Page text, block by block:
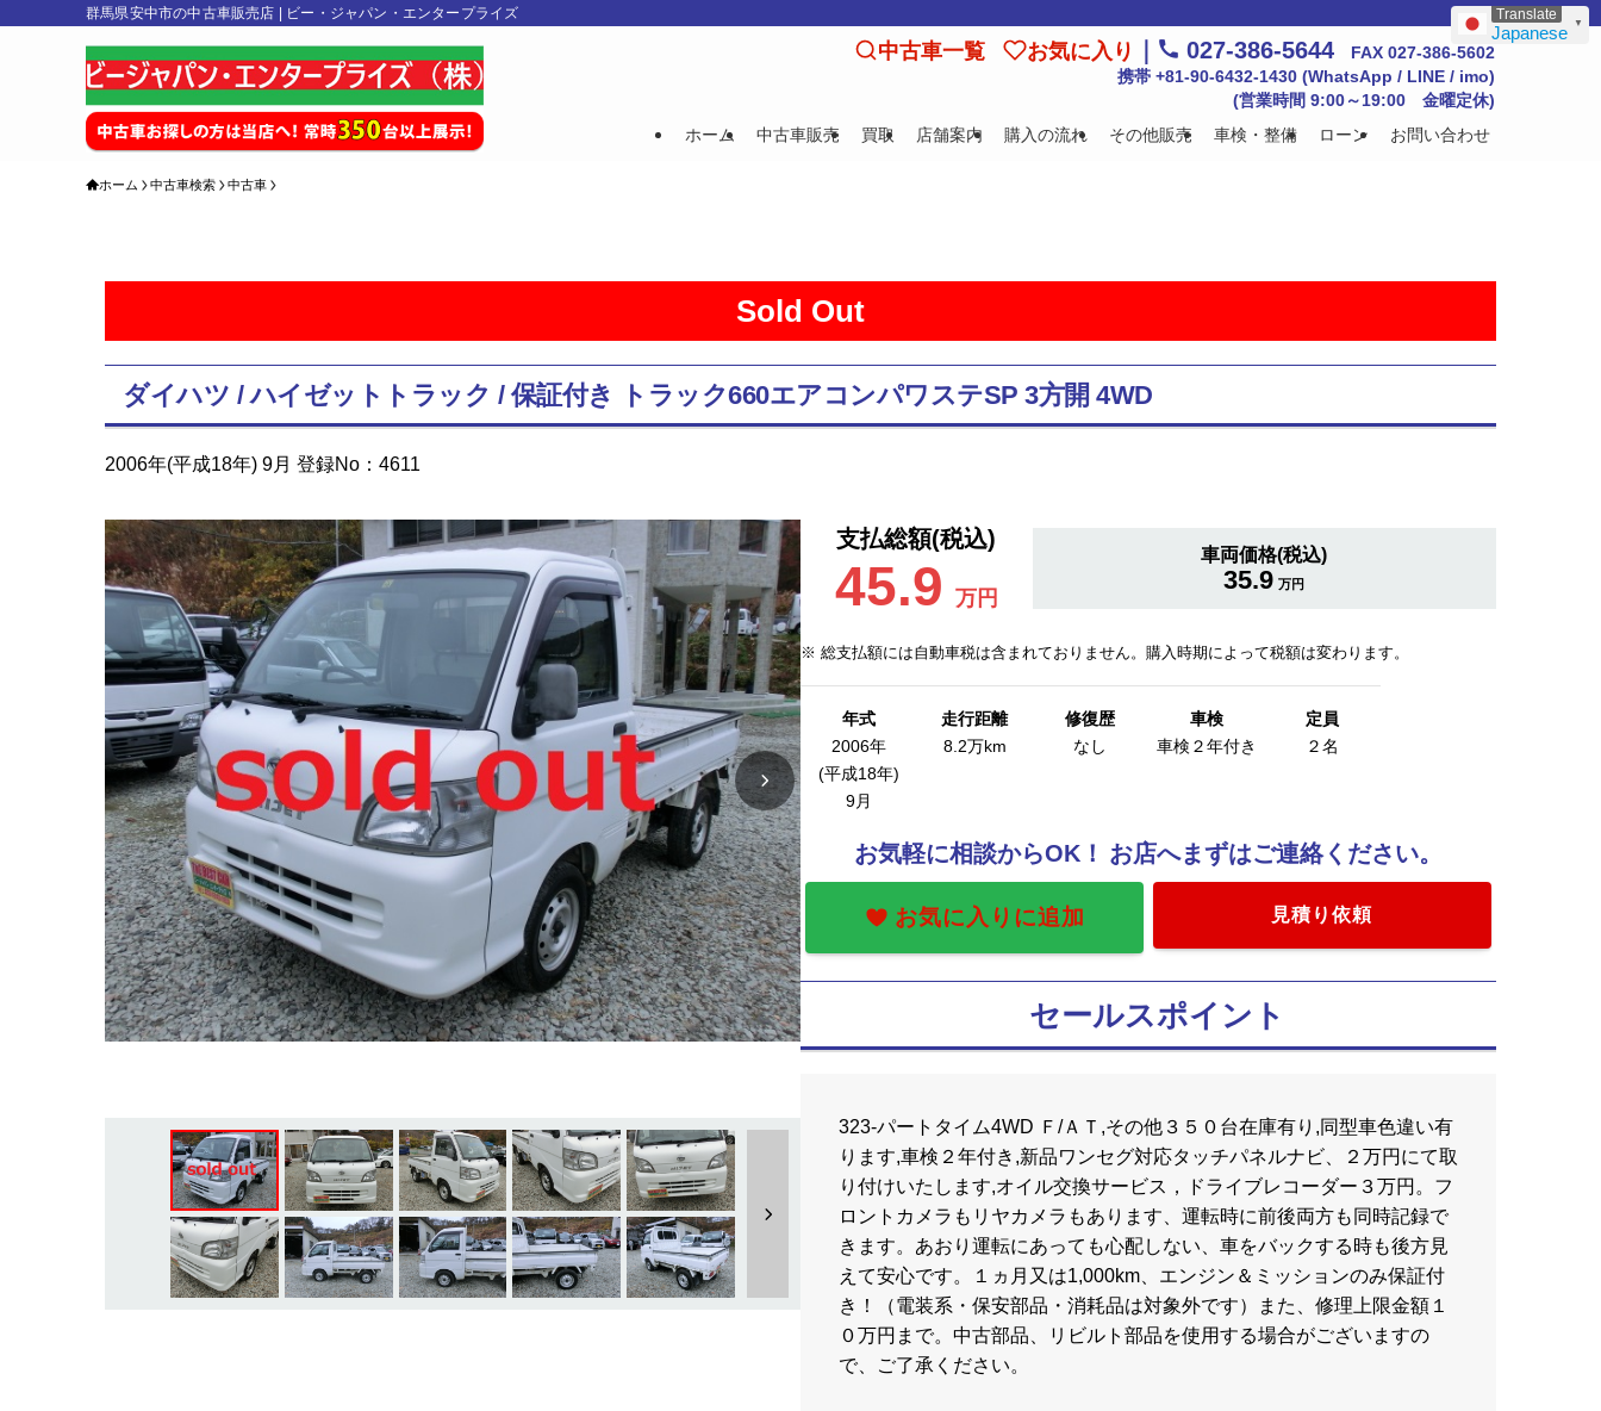
群馬県安中市の中古車販売店 | ビー・ジャパン・エンタープライズ
ホーム 中古車販売 買取 店舗案内 購入の流れ その他販売 車検・整備 ローン お問い合わせ
中古車一覧 お気に入り 027-386-5644 FAX 027-386-5602
携帯 +81-90-6432-1430 (WhatsApp / LINE / imo)
(営業時間 9:00～19:00 金曜定休)
ホーム 中古車検索 中古車
Sold Out
ダイハツ / ハイゼットトラック / 保証付き トラック660エアコンパワステSP 3方開 4WD
2006年(平成18年) 9月 登録No：4611
支払総額(税込)
45.9 万円
車両価格(税込)
35.9 万円
※ 総支払額には自動車税は含まれておりません。購入時期によって税額は変わります。
年式
2006年
(平成18年)
9月
走行距離
8.2万km
修復歴
なし
車検
車検２年付き
定員
２名
お気軽に相談からOK！ お店へまずはご連絡ください。
お気に入りに追加 見積り依頼
セールスポイント
323-パートタイム4WD Ｆ/ＡＴ,その他３５０台在庫有り,同型車色違い有
ります,車検２年付き,新品ワンセグ対応タッチパネルナビ、２万円にて取
り付けいたします,オイル交換サービス，ドライブレコーダー３万円。フ
ロントカメラもリヤカメラもあります、運転時に前後両方も同時記録で
きます。あおり運転にあっても心配しない、車をバックする時も後方見
えて安心です。１ヵ月又は1,000km、エンジン＆ミッションのみ保証付
き！（電装系・保安部品・消耗品は対象外です）また、修理上限金額１
０万円まで。中古部品、リビルト部品を使用する場合がございますの
で、ご了承ください。
Japanese ▼